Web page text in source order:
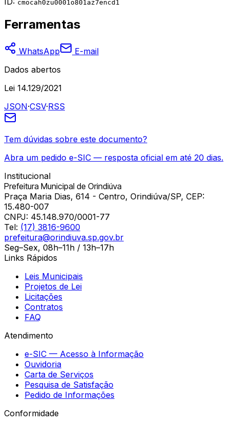
cmocah0zu0001o801az7encd1
Ferramentas
WhatsApp
E-mail
Dados abertos
Lei 14.129/2021
JSON·CSV·RSS
Tem dúvidas sobre este documento?
Abra um pedido e-SIC — resposta oficial em até 20 dias.
Institucional
Prefeitura Municipal de Orindiúva
Praça Maria Dias, 614 - Centro, Orindiúva/SP, CEP:
15.480-007
CNPJ: 45.148.970/0001-77
Tel: (17) 3816-9600
prefeitura@orindiuva.sp.gov.br
Seg–Sex, 08h–11h / 13h–17h
Links Rápidos
Leis Municipais
Projetos de Lei
Licitações
Contratos
FAQ
Atendimento
e-SIC — Acesso à Informação
Ouvidoria
Carta de Serviços
Pesquisa de Satisfação
Pedido de Informações
Conformidade